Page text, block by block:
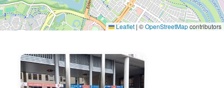
Leaflet | ©OpenStreetMapcontributors